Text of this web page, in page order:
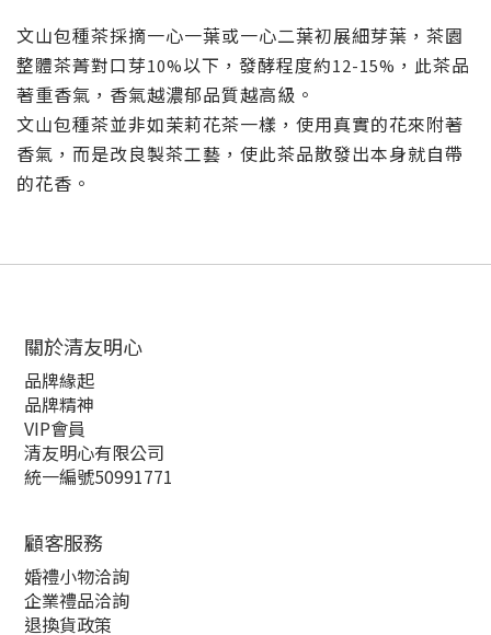
文山包種茶採摘一心一葉或一心二葉初展細芽葉，茶園
整體茶菁對口芽10%以下，發酵程度約12-15% ，此茶品
著重香氣，香氣越濃郁品質越高級。
文山包種茶並非如茉莉花茶一樣 ，使用真實的花來附著
香氣，而是改良製茶工藝，使此茶品散發出本身就自帶
的花香。
關於清友明心
品牌緣起
品牌精神
VIP會員
清友明心有限公司
統一編號50991771
顧客服務
婚禮小物洽詢
企業禮品洽詢
退換貨政策